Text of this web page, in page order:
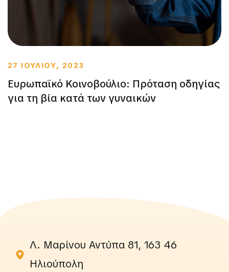
27 ΙΟΥΛΙΟΥ, 2023
Ευρωπαϊκό Κοινοβούλιο: Πρόταση οδηγίας
για τη βία κατά των γυναικών
Λ. Μαρίνου Αντύπα 81, 163 46
Ηλιούπολη